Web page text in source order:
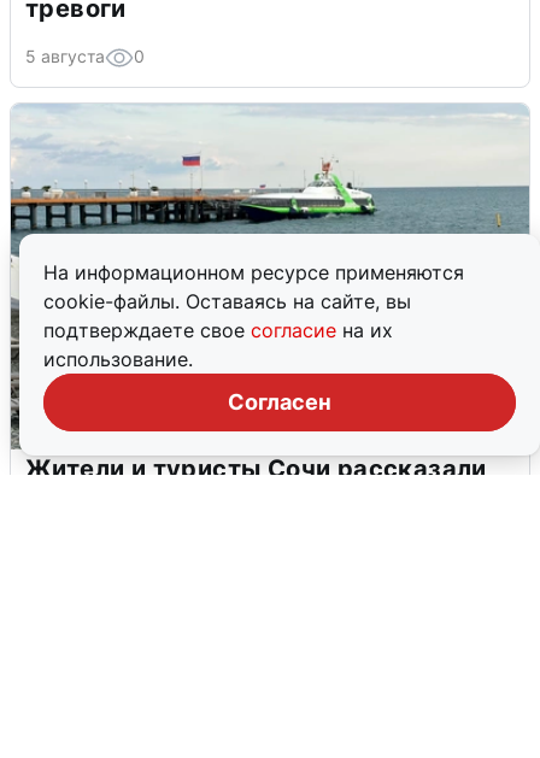
На информационном ресурсе применяются
cookie-файлы. Оставаясь на сайте, вы
подтверждаете свое согласие на их
использование.
Согласен
тревоги
5 августа 0
Жители и туристы Сочи рассказали